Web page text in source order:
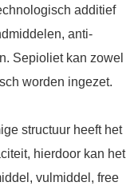
additief
anti-
Sepioliet kan zowel
worden ingezet.
structuur heeft het
hierdoor kan het
vulmiddel, free